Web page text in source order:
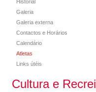
Historial
Galeria
Galeria externa
Contactos e Horários
Calendário
Atletas
Links útéis
Cultura e